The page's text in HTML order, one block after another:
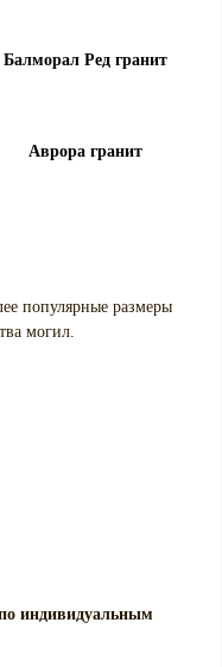
Балморал Ред гранит
Аврора гранит
популярные размеры
могил.
индивидуальным